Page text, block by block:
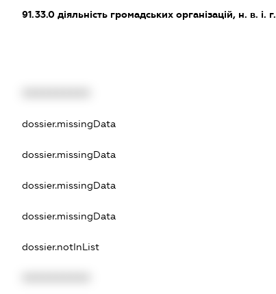
91.33.0 діяльність громадських організацій, н. в. і. г.
dossier.missingData
dossier.missingData
dossier.missingData
dossier.missingData
dossier.notInList